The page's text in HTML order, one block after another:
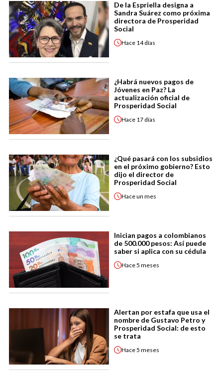
De la Espriella designa a
Sandra Suárez como próxima
directora de Prosperidad
Social
Hace 14 días
¿Habrá nuevos pagos de
Jóvenes en Paz? La
actualización oficial de
Prosperidad Social
Hace 17 días
¿Qué pasará con los subsidios
en el próximo gobierno? Esto
dijo el director de
Prosperidad Social
Haceun mes
Inician pagos a colombianos
de 500.000 pesos: Así puede
saber si aplica con su cédula
Hace5 meses
Alertan por estafa que usa el
nombre de Gustavo Petro y
Prosperidad Social: de esto
se trata
Hace5 meses